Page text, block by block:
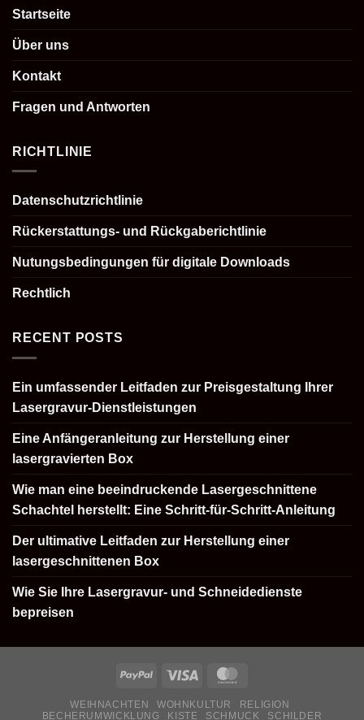
Startseite
Über uns
Kontakt
Fragen und Antworten
RICHTLINIE
Datenschutzrichtlinie
Rückerstattungs- und Rückgaberichtlinie
Nutungsbedingungen für digitale Downloads
Rechtlich
RECENT POSTS
Ein umfassender Leitfaden zur Preisgestaltung Ihrer
Lasergravur-Dienstleistungen
Eine Anfängeranleitung zur Herstellung einer
lasergravierten Box
Wie man eine beeindruckende Lasergeschnittene
Schachtel herstellt: Eine Schritt-für-Schritt-Anleitung
Der ultimative Leitfaden zur Herstellung einer
lasergeschnittenen Box
Wie Sie Ihre Lasergravur- und Schneidedienste
bepreisen
WEIHNACHTEN WOHNKULTUR
RELIGION
BECHERUMWICKLUNG
KISTE SCHMUCK SCHILDER